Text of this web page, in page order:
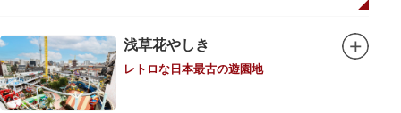
ないぬくもりと、新しいデザインの商品に出会うことができます。
名前の由来は、東京駅から2k540m付近にあることから「2k540」、秋葉原
駅（AKIHABARA）と御徒町駅（OKACHIMACHI）の間にあるという造語
「AKI-OKA」、フランス語で「職人」を意味する「ARTISAN」を組み合わ
浅草花やしき
レトロな日本最古の遊園地